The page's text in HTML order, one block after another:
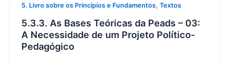
5. Livro sobre os Princípios e Fundamentos, Textos
5.3.3. As Bases Teóricas da Peads – 03:
A Necessidade de um Projeto Político-
Pedagógico